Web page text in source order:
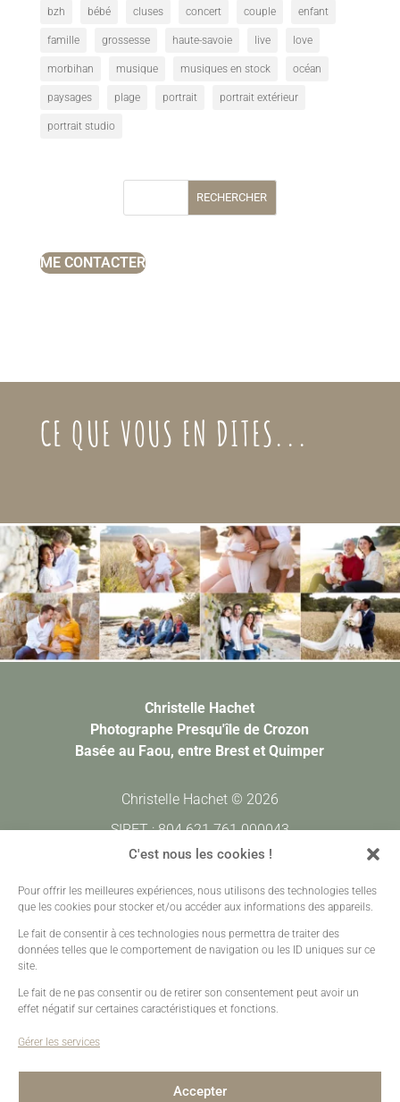
C'est nous les cookies !
Pour offrir les meilleures expériences, nous utilisons des technologies telles
que les cookies pour stocker et/ou accéder aux informations des appareils.
Le fait de consentir à ces technologies nous permettra de traiter des
données telles que le comportement de navigation ou les ID uniques sur ce
site.
Le fait de ne pas consentir ou de retirer son consentement peut avoir un
effet négatif sur certaines caractéristiques et fonctions.
Gérer les services
Accepter
bzh bébé cluses concert couple enfant
famille grossesse haute-savoie live love
morbihan musique musiques en stock océan
paysages plage portrait portrait extérieur
portrait studio
RECHERCHER
ME CONTACTER
CE QUE VOUS EN DITES...
Christelle Hachet
Photographe Presqu'île de Crozon
Basée au Faou, entre Brest et Quimper
Christelle Hachet © 2026
SIRET : 804 621 761 000043
CODE APE : 7420Z
Prestations •Galeries Clients •
Contact